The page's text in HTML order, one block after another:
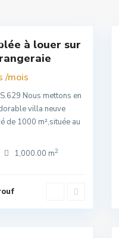
à louer sur
/mois
Nous mettons en
villa neuve
de 1000 m²,située au
1,000.00 m2